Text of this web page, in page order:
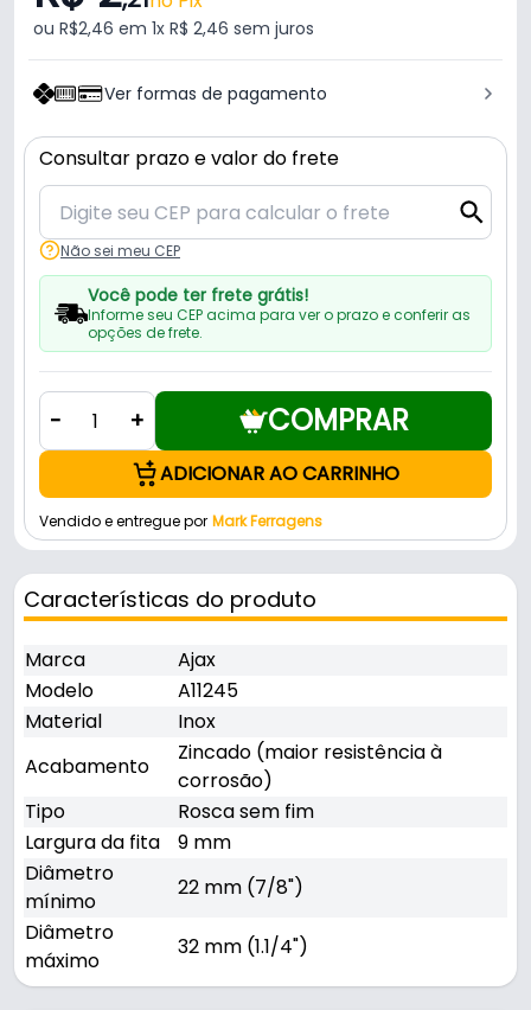
ou R$2,46 em 1x R$ 2,46 sem juros
Ver formas de pagamento
Consultar prazo e valor do frete
Não sei meu CEP
Você pode ter frete grátis!
Informe seu CEP acima para ver o prazo e conferir as
opções de frete.
- + COMPRAR
ADICIONAR AO CARRINHO
Vendido e entregue por Mark Ferragens
Características do produto
Marca
Ajax
Modelo
A11245
Material
Inox
Acabamento
Zincado (maior resistência à
corrosão)
Tipo
Rosca sem fim
Largura da fita
9 mm
Diâmetro
mínimo
22 mm (7/8")
Diâmetro
máximo
32 mm (1.1/4")